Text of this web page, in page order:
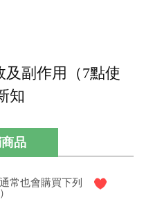
及副作用（7點使
知
品
常也會購買下列